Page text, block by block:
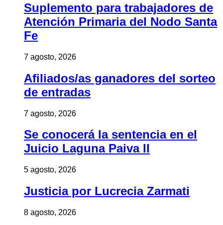
Suplemento para trabajadores de
Atención Primaria del Nodo Santa
Fe
7 agosto, 2026
Afiliados/as ganadores del sorteo
de entradas
7 agosto, 2026
Se conocerá la sentencia en el
Juicio Laguna Paiva II
5 agosto, 2026
Justicia por Lucrecia Zarmati
8 agosto, 2026